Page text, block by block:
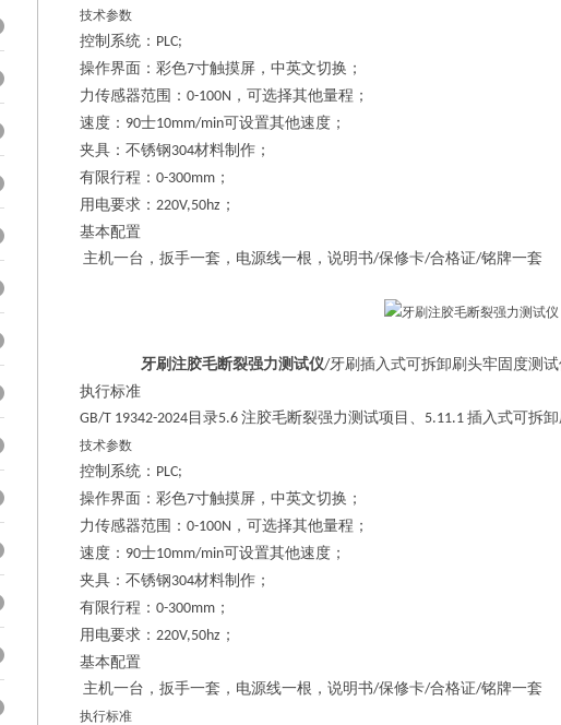
技术参数
控制系统： PLC;
操作界面：彩色7寸触摸屏，中英文切换；
力传感器范围： 0-100N ，可选择其他量程；
速度： 90士10mm/min可设置其他速度；
夹具：不锈钢 304材料制作；
有限行程： 0-300mm ；
用电要求： 220V,50hz ；
基本配置
主机一台，扳手一套，电源线一根，说明书/保修卡/合格证/铭牌一套
牙刷注胶毛断裂强力测试仪/牙刷插入式可拆卸刷头牢固度测试
执行标准
GB/T 19342-2024 目录5.6 注胶毛断裂强力测试项目、 5.11.1 插入式可拆
技术参数
控制系统： PLC;
操作界面：彩色7寸触摸屏，中英文切换；
力传感器范围： 0-100N ，可选择其他量程；
速度： 90士10mm/min可设置其他速度；
夹具：不锈钢 304材料制作；
有限行程： 0-300mm ；
用电要求： 220V,50hz ；
基本配置
主机一台，扳手一套，电源线一根，说明书/保修卡/合格证/铭牌一套
执行标准